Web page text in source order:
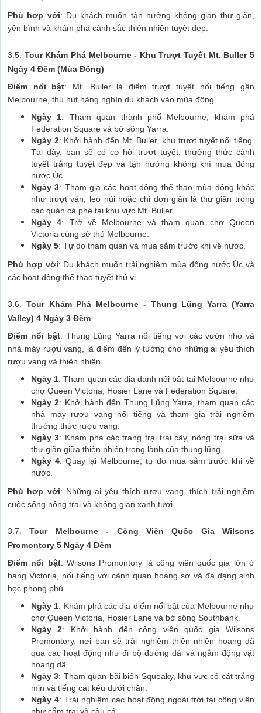
Phù hợp với: Du khách muốn tận hưởng không gian thư giãn,
yên bình và khám phá cảnh sắc thiên nhiên tuyệt đẹp.
3.5. Tour Khám Phá Melbourne - Khu Trượt Tuyết Mt. Buller 5
Ngày 4 Đêm (Mùa Đông)
Điểm nổi bật: Mt. Buller là điểm trượt tuyết nổi tiếng gần
Melbourne, thu hút hàng nghìn du khách vào mùa đông.
Ngày 1: Tham quan thành phố Melbourne, khám phá
Federation Square và bờ sông Yarra.
Ngày 2: Khởi hành đến Mt. Buller, khu trượt tuyết nổi tiếng.
Tại đây, bạn sẽ có cơ hội trượt tuyết, thưởng thức cảnh
tuyết trắng tuyệt đẹp và tận hưởng không khí mùa đông
nước Úc.
Ngày 3: Tham gia các hoạt động thể thao mùa đông khác
như trượt ván, leo núi hoặc chỉ đơn giản là thư giãn trong
các quán cà phê tại khu vực Mt. Buller.
Ngày 4: Trở về Melbourne và tham quan chợ Queen
Victoria cùng sở thú Melbourne.
Ngày 5: Tự do tham quan và mua sắm trước khi về nước.
Phù hợp với: Du khách muốn trải nghiệm mùa đông nước Úc và
các hoạt động thể thao tuyết thú vị.
3.6. Tour Khám Phá Melbourne - Thung Lũng Yarra (Yarra
Valley) 4 Ngày 3 Đêm
Điểm nổi bật: Thung Lũng Yarra nổi tiếng với các vườn nho và
nhà máy rượu vang, là điểm đến lý tưởng cho những ai yêu thích
rượu vang và thiên nhiên.
Ngày 1: Tham quan các địa danh nổi bật tại Melbourne như
chợ Queen Victoria, Hosier Lane và Federation Square.
Ngày 2: Khởi hành đến Thung Lũng Yarra, tham quan các
nhà máy rượu vang nổi tiếng và tham gia trải nghiệm
thưởng thức rượu vang.
Ngày 3: Khám phá các trang trại trái cây, nông trại sữa và
thư giãn giữa thiên nhiên trong lành của thung lũng.
Ngày 4: Quay lại Melbourne, tự do mua sắm trước khi về
nước.
Phù hợp với: Những ai yêu thích rượu vang, thích trải nghiệm
cuộc sống nông trại và không gian xanh tươi.
3.7.Tour Melbourne - Công Viên Quốc Gia Wilsons
Promontory 5 Ngày 4 Đêm
Điểm nổi bật: Wilsons Promontory là công viên quốc gia lớn ở
bang Victoria, nổi tiếng với cảnh quan hoang sơ và đa dạng sinh
học phong phú.
Ngày 1: Khám phá các địa điểm nổi bật của Melbourne như
chợ Queen Victoria, Hosier Lane và bờ sông Southbank.
Ngày 2: Khởi hành đến công viên quốc gia Wilsons
Promontory, nơi bạn sẽ trải nghiệm thiên nhiên hoang dã
qua các hoạt động như đi bộ đường dài và ngắm động vật
hoang dã.
Ngày 3: Tham quan bãi biển Squeaky, khu vực có cát trắng
mịn và tiếng cát kêu dưới chân.
Ngày 4: Trải nghiệm các hoạt động ngoài trời tại công viên